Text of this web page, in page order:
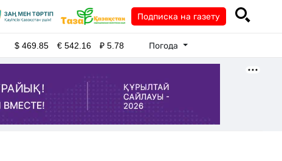
Подписка на газету
$469.85 €542.16 ₽5.78 Погода